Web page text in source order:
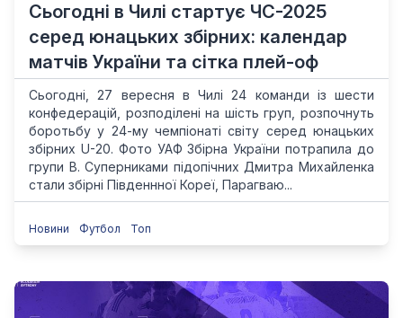
Сьогодні в Чилі стартує ЧС-2025
серед юнацьких збірних: календар
матчів України та сітка плей-оф
Сьогодні, 27 вересня в Чилі 24 команди із шести
конфедерацій, розподілені на шість груп, розпочнуть
боротьбу у 24-му чемпіонаті світу серед юнацьких
збірних U-20. Фото УАФ Збірна України потрапила до
групи В. Суперниками підопічних Дмитра Михайленка
стали збірні Південнної Кореї, Парагваю...
Новини Футбол Топ